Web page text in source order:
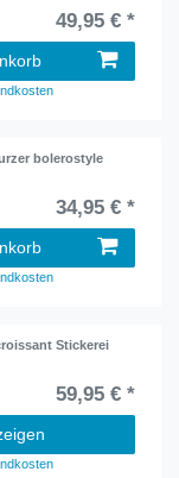
49,95 € *
bolerostyle
34,95 € *
Stickerei
59,95 € *